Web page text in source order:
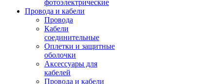
фотоэлектрические
Провода и кабели
Провода
Кабели
соединительные
Оплетки и защитные
оболочки
Аксессуары для
кабелей
Провода и кабели